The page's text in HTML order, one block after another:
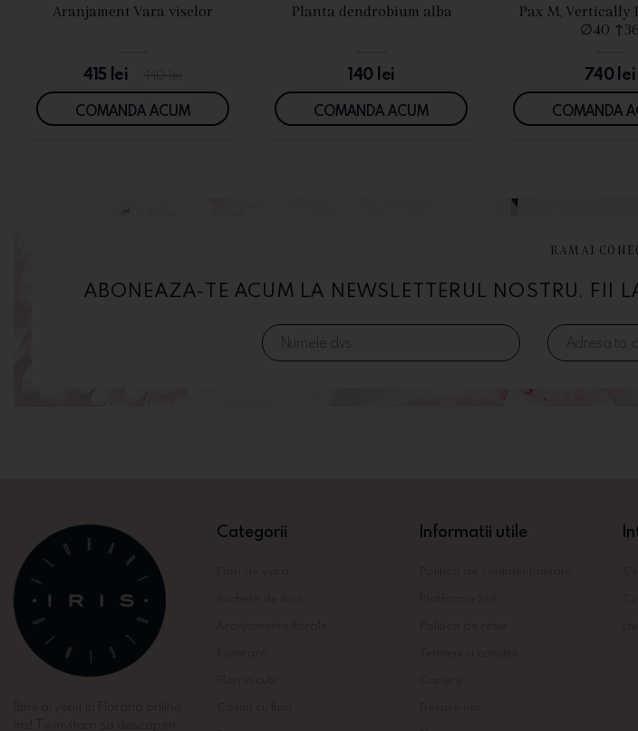
VEZI DETALII
Aranjament Vara viselor
415 lei
COMANDA ACUM
VEZI DETALII
Planta dendrobium alba
140 lei
COMANDA ACUM
VEZI
Pax M, Vertically
∅40 ↑36
740 lei
COMANDA
RAMAI
ABONEAZA-TE ACUM LA NEWSLETTERUL NOSTRU. FII
Categorii Informatii utile